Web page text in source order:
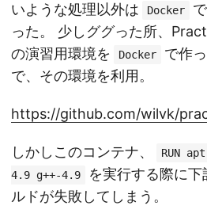
いような処理以外は
Docker
った。 少しググった所、
の演習用環境を
Docker
で作
で、その環境を利用。
https://github.com/wilvk/
しかしこのコンテナ、
RUN
4.9 g++-4.9
を実行する際に
ルドが失敗してしまう。